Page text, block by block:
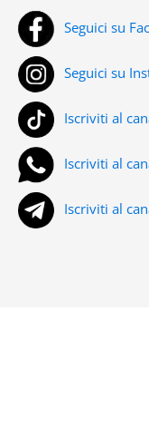
Seguici su
Seguici su
Iscriviti al
Iscriviti al
Iscriviti al